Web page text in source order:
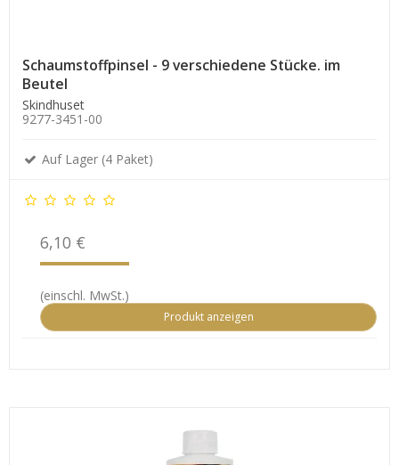
Schaumstoffpinsel - 9 verschiedene Stücke. im
Beutel
Skindhuset
9277-3451-00
Auf Lager (4 Paket)
6,10 €
(einschl. MwSt.)
Produkt anzeigen